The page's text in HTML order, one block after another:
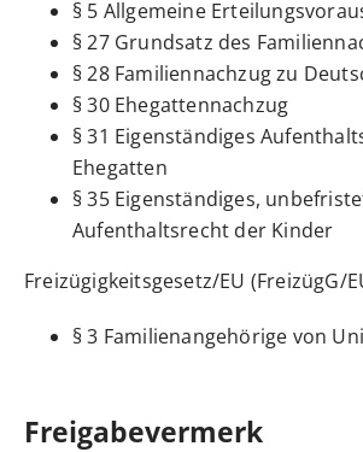
§ 5 Allgemeine
§ 27 Grundsatz des
§ 28 Familiennachzug zu
§ 30 Ehegattennachzug
§ 31 Eigenständiges
Ehegatten
§ 35 Eigenständiges,
Aufenthaltsrecht der Kinder
Freizügigkeitsgesetz/EU (FreizügG/
§ 3 Familienangehörige von
Freigabevermerk